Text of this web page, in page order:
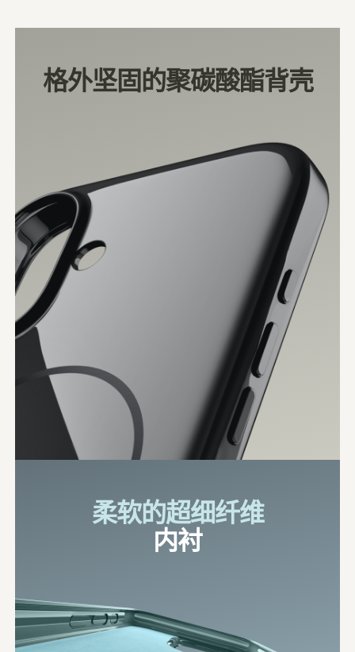
格外坚固的聚碳酸酯背壳
柔软的超细纤维
内衬